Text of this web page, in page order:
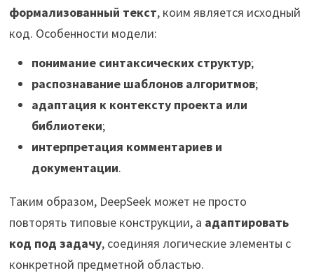
формализованный текст, коим является исходный
код. Особенности модели:
понимание синтаксических структур;
распознавание шаблонов алгоритмов;
адаптация к контексту проекта или
библиотеки;
интерпретация комментариев и
документации.
Таким образом, DeepSeek может не просто
повторять типовые конструкции, а адаптировать
код под задачу, соединяя логические элементы с
конкретной предметной областью.